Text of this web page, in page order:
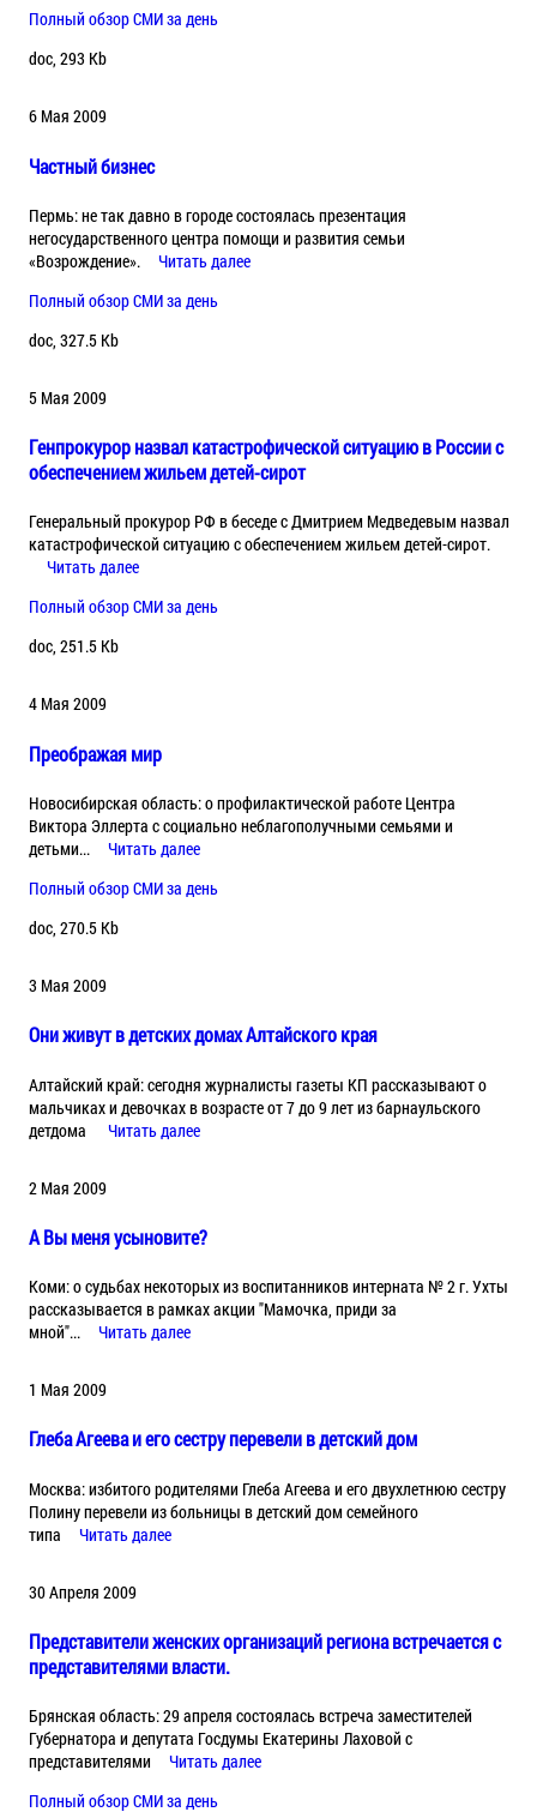
Полный обзор СМИ за день
doc, 293 Kb
6 Мая 2009
Частный бизнес
Пермь: не так давно в городе состоялась презентация
негосударственного центра помощи и развития семьи
«Возрождение».
Читать далее
Полный обзор СМИ за день
doc, 327.5 Kb
5 Мая 2009
Генпрокурор назвал катастрофической ситуацию в России с
обеспечением жильем детей-сирот
Генеральный прокурор РФ в беседе с Дмитрием Медведевым назвал
катастрофической ситуацию с обеспечением жильем детей-сирот.
Читать далее
Полный обзор СМИ за день
doc, 251.5 Kb
4 Мая 2009
Преображая мир
Новосибирская область: о профилактической работе Центра
Виктора Эллерта с социально неблагополучными семьями и
детьми...
Читать далее
Полный обзор СМИ за день
doc, 270.5 Kb
3 Мая 2009
Они живут в детских домах Алтайского края
Алтайский край: сегодня журналисты газеты КП рассказывают о
мальчиках и девочках в возрасте от 7 до 9 лет из барнаульского
детдома
Читать далее
2 Мая 2009
А Вы меня усыновите?
Коми: о судьбах некоторых из воспитанников интерната № 2 г. Ухты
рассказывается в рамках акции "Мамочка, приди за
мной"...
Читать далее
1 Мая 2009
Глеба Агеева и его сестру перевели в детский дом
Москва: избитого родителями Глеба Агеева и его двухлетнюю сестру
Полину перевели из больницы в детский дом семейного
типа
Читать далее
30 Апреля 2009
Представители женских организаций региона встречается с
представителями власти.
Брянская область: 29 апреля состоялась встреча заместителей
Губернатора и депутата Госдумы Екатерины Лаховой с
представителями
Читать далее
Полный обзор СМИ за день